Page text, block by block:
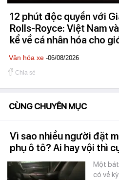
12 phút độc quyền với
Rolls-Royce: Việt Nam
kể về cá nhân hóa cho
Văn hóa xe -06/08/2026
Chia sẻ
CÙNG CHUYÊN MỤC
Vì sao nhiều người đặt
phụ ô tô? Ai hay vội thì
Một
có vẻ